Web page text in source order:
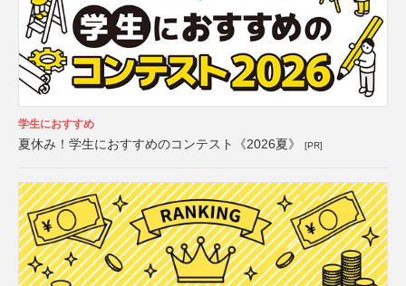
学生におすすめ
夏休み！学生におすすめのコンテスト《2026夏》 [PR]